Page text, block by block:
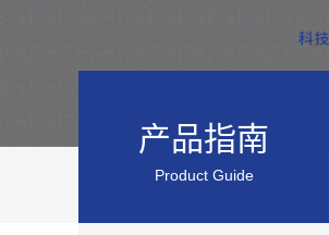
产品指南
Product Guide